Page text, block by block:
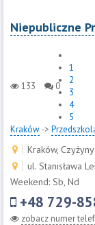
Niepubliczne
133 0
1
2
3
4
5
Kraków->
Kraków, Czyżyny
ul. Stanisława
Weekend: Sb, Nd
+48 729-
zobacz numer